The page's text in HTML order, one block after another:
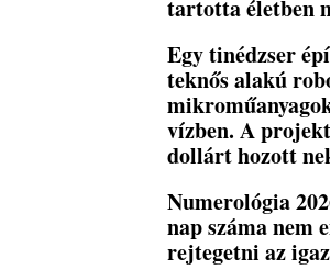
tartotta életben
Egy tinédzser
teknős alakú
vízben. A
dollárt hozott
Numerológia
nap száma nem
rejtegetni az